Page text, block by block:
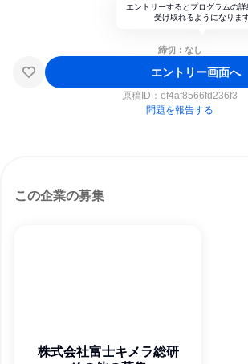
エントリーするとプログラムの詳
受け取れるようになりま
締切：なし
エントリー画面へ
原稿ID： ef4af8566fd236f3
問題を報告する
この企業の募集
株式会社富士キメラ総研